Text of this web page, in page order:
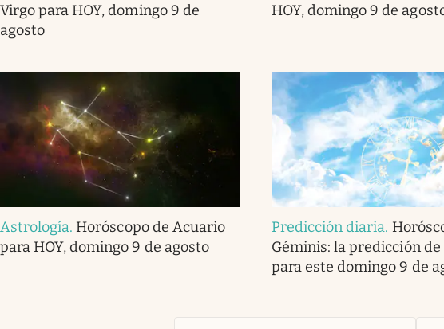
Virgo para HOY, domingo 9 de
agosto
HOY, domingo 9 de
Astrología. Horóscopo de Acuario
para HOY, domingo 9 de agosto
Predicción diaria.
Géminis: la predicción
para este domingo 9 de